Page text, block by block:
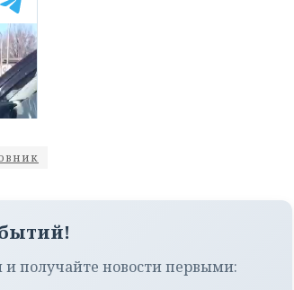
получайте новости первыми: